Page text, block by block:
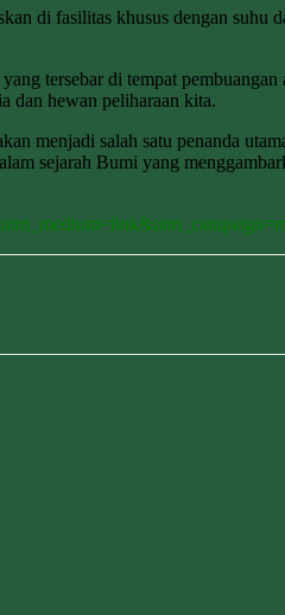
di fasilitas khusus dengan suhu
tersebar di tempat
dan hewan peliharaan kita.
menjadi salah satu penanda
sejarah Bumi yang